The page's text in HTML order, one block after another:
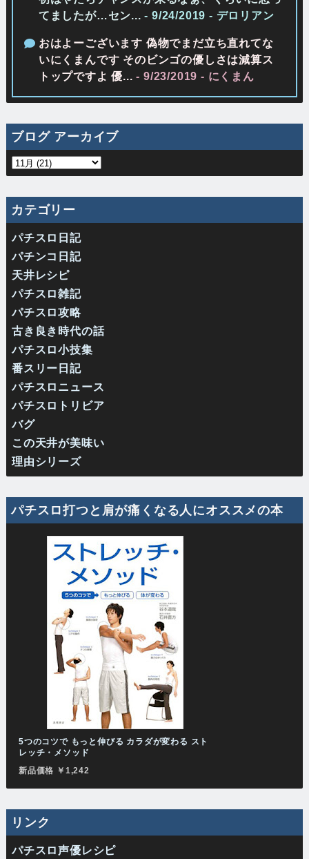
てましたが…セン... - 9/24/2019 - デロリアン
おはよーございます 偽物でまだ立ち直れてな
いにくまんです そのビンゴの優しさは減算ス
トップですよ 優... - 9/23/2019 - にくまん
ブログ アーカイブ
カテゴリー
パチスロ日記
パチンコ日記
天井レシピ
パチスロ雑記
パチスロ攻略
古き良き時代の話
パチスロ小技集
番スリー日記
パチスロニュース
パチスロトリビア
バグ
この天井が美味い
理由シリーズ
パチスロ打つと肩が痛くなる人にオススメの本
5つのコツで もっと伸びる カラダが変わる スト
レッチ・メソッド
新品価格 ￥1,242
リンク
パチスロ声優レシピ